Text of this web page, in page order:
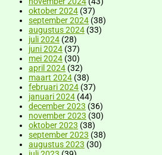
oktober 2024 (37)
september 2024 (38)
augustus 2024 (33)
juli 2024 (28)
juni 2024 (37)
mei 2024 (30)
april 2024 (32)
maart 2024 (38)
februari 2024 (37)
januari 2024 (44)
december 2023 (36)
november 2023 (30)
oktober 2023 (38)
september 2023 (38)
augustus 2023 (30)